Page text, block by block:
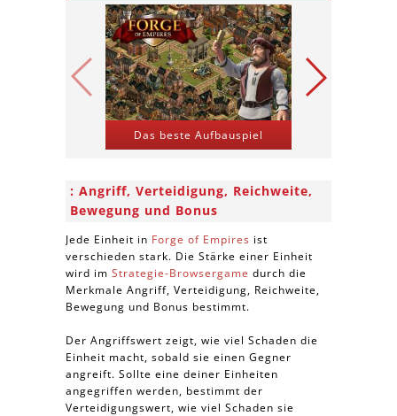
SPIELE APPS
Das beste Aufbauspiel
Angriff, Verteidigung, Reichweite,
Bewegung und Bonus
Jede Einheit in Forge of Empires ist
verschieden stark. Die Stärke einer Einheit
wird im Strategie-Browsergame durch die
Merkmale Angriff, Verteidigung, Reichweite,
Bewegung und Bonus bestimmt.
Der Angriffswert zeigt, wie viel Schaden die
Einheit macht, sobald sie einen Gegner
angreift. Sollte eine deiner Einheiten
angegriffen werden, bestimmt der
Verteidigungswert, wie viel Schaden sie